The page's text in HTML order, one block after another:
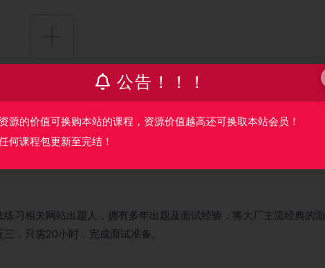
期高效完成面试准备
习相关网站出题人，拥有多年出题及面试经验，将大厂主流经典的面
，只需20小时，完成面试准备。
公告！！！
源的价值可换购本站的课程，资源价值越高还可换取本站会员！
何课程包更新至完结！